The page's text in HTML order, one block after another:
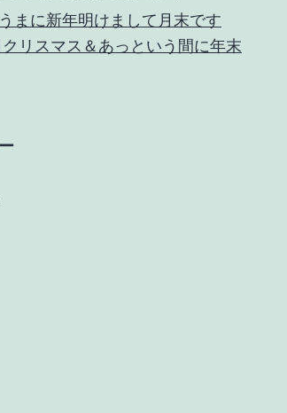
まに新年明けまして月末です
リスマス＆あっという間に年末